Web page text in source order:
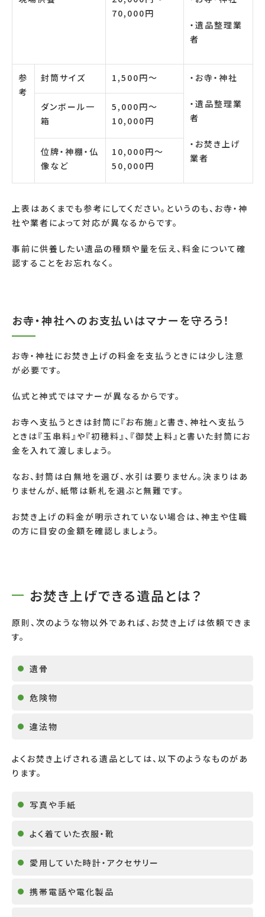
70,000円
・遺品整理業
者
参
考
封筒サイズ 1,500円〜 ・お寺・神社
・遺品整理業
者
・お焚き上げ
業者
ダンボール一
箱
5,000円〜
10,000円
位牌・神棚・仏
像など
10,000円〜
50,000円
上表はあくまでも参考にしてください。というのも、お寺・神
社や業者によって対応が異なるからです。
事前に供養したい遺品の種類や量を伝え、料金について確
認することをお忘れなく。
お寺・神社へのお支払いはマナーを守ろう！
お寺・神社にお焚き上げの料金を支払うときには少し注意
が必要です。
仏式と神式ではマナーが異なるからです。
お寺へ支払うときは封筒に『お布施』と書き、神社へ支払う
ときは『玉串料』や『初穂料』、『御焚上料』と書いた封筒にお
金を入れて渡しましょう。
なお、封筒は白無地を選び、水引は要りません。決まりはあ
りませんが、紙幣は新札を選ぶと無難です。
お焚き上げの料金が明示されていない場合は、神主や住職
の方に目安の金額を確認しましょう。
お焚き上げできる遺品とは？
原則、次のような物以外であれば、お焚き上げは依頼できま
す。
遺骨
危険物
違法物
よくお焚き上げされる遺品としては、以下のようなものがあ
ります。
写真や手紙
よく着ていた衣服・靴
愛用していた時計・アクセサリー
携帯電話や電化製品